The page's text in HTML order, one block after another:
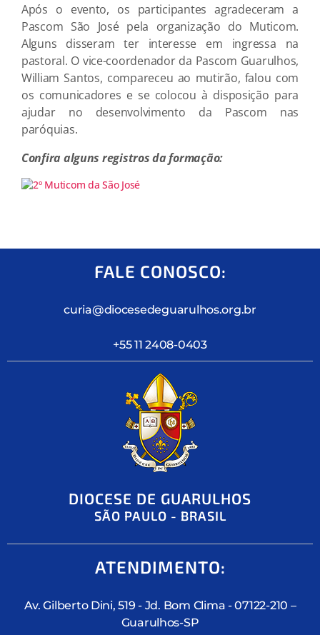
Após o evento, os participantes agradeceram a
Pascom São José pela organização do Muticom.
Alguns disseram ter interesse em ingressa na
pastoral. O vice-coordenador da Pascom Guarulhos,
William Santos, compareceu ao mutirão, falou com
os comunicadores e se colocou à disposição para
ajudar no desenvolvimento da Pascom nas
paróquias.
Confira alguns registros da formação:
FALE CONOSCO:
curia@diocesedeguarulhos.org.br
+55 11 2408-0403
DIOCESE DE GUARULHOS
SÃO PAULO - BRASIL
ATENDIMENTO:
Av. Gilberto Dini, 519 - Jd. Bom Clima - 07122-210 –
Guarulhos-SP